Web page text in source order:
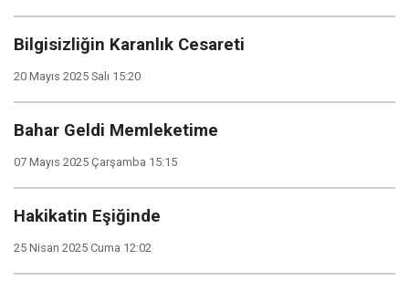
Bilgisizliğin Karanlık Cesareti
20 Mayıs 2025 Salı 15:20
Bahar Geldi Memleketime
07 Mayıs 2025 Çarşamba 15:15
Hakikatin Eşiğinde
25 Nisan 2025 Cuma 12:02